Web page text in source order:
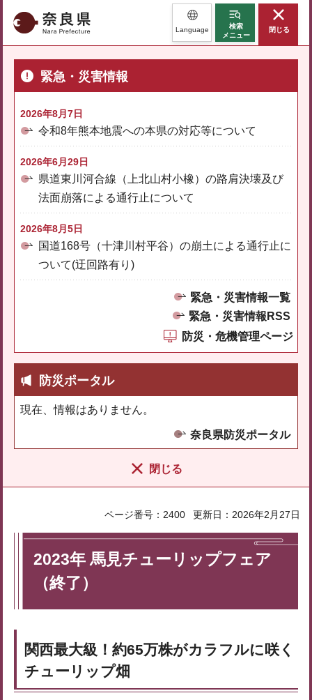
奈良県 Language
検索
メニュー
閉じる
緊急・災害情報
2026年8月7日
令和8年熊本地震への本県の対応等について
2026年6月29日
県道東川河合線（上北山村小橡）の路肩決壊及び
法面崩落による通行止について
2026年8月5日
国道168号（十津川村平谷）の崩土による通行止に
ついて(迂回路有り)
緊急・災害情報一覧
緊急・災害情報RSS
防災・危機管理ページ
防災ポータル
現在、情報はありません。
奈良県防災ポータル
閉じる
ページ番号：2400 更新日：2026年2月27日
2023年 馬見チューリップフェア
（終了）
関西最大級！約65万株がカラフルに咲く
チューリップ畑